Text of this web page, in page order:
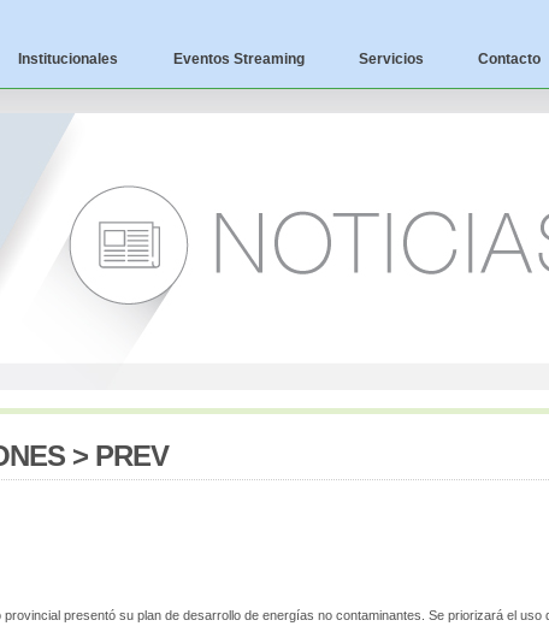
Institucionales Eventos Streaming Servicios Contacto
> PREV
provincial presentó su plan de desarrollo de energías no contaminantes. Se priorizará el uso